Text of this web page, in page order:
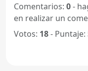
Comentarios: 0-
en realizar un
Votos: 18- Puntaje: